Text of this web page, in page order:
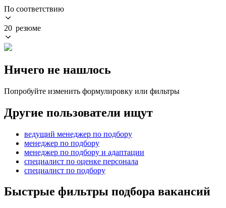
По соответствию
20 резюме
Ничего не нашлось
Попробуйте изменить формулировку или фильтры
Другие пользователи ищут
ведущий менеджер по подбору
менеджер по подбору
менеджер по подбору и адаптации
специалист по оценке персонала
специалист по подбору
Быстрые фильтры подбора вакансий